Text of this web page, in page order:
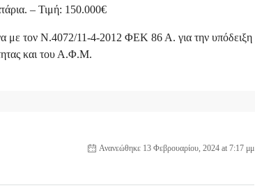
– Τιμή: 150.000€
με τον Ν.4072/11-4-2012 ΦΕΚ 86 Α. για την υπόδειξη
και του Α.Φ.Μ.
Ανανεώθηκε 13 Φεβρουαρίου, 2024 at 7:17 μμ